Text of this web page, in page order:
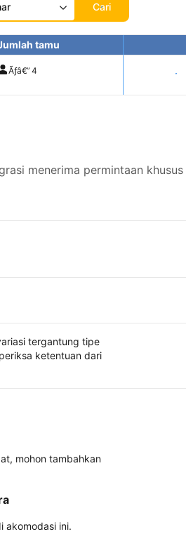
Cari
tamu
Ãƒâ€” 4 Tampilkan
menerima permintaan
tergantung tipe
ketentuan dari
mohon tambahkan
akomodasi ini.